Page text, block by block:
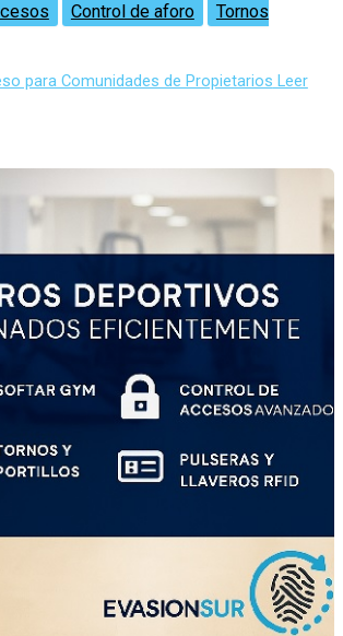
Control de aforo
Tornos
para Comunidades de Propietarios Leer